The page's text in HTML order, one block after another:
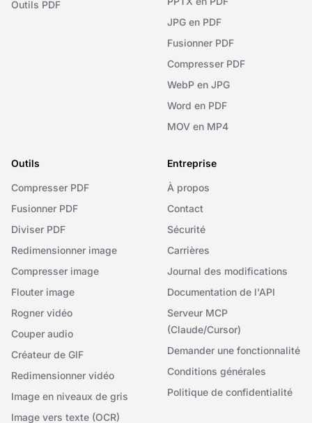
Outils PDF
JPG en PDF
Fusionner PDF
Compresser PDF
WebP en JPG
Word en PDF
MOV en MP4
Outils
Compresser PDF
Fusionner PDF
Diviser PDF
Redimensionner image
Compresser image
Flouter image
Rogner vidéo
Couper audio
Créateur de GIF
Redimensionner vidéo
Image en niveaux de gris
Image vers texte (OCR)
Entreprise
À propos
Contact
Sécurité
Carrières
Journal des modifications
Documentation de l'API
Serveur MCP
(Claude/Cursor)
Demander une fonctionnalité
Conditions générales
Politique de confidentialité